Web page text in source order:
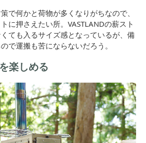
で何かと荷物が多くなりがちなので、
に押さえたい所。VASTLANDの薪スト
ても入るサイズ感となっているが、備
で運搬も苦にならないだろう。
楽しめる